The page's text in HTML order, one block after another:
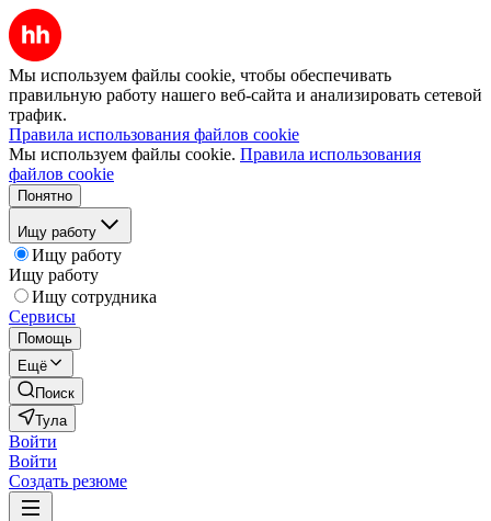
Мы используем файлы cookie, чтобы обеспечивать
правильную работу нашего веб-сайта и анализировать сетевой
трафик.
Правила использования файлов cookie
Мы используем файлы cookie. Правила использования
файлов cookie
Понятно
Ищу работу
Ищу работу
Ищу работу
Ищу сотрудника
Сервисы
Помощь
Ещё
Поиск
Тула
Войти
Войти
Создать резюме